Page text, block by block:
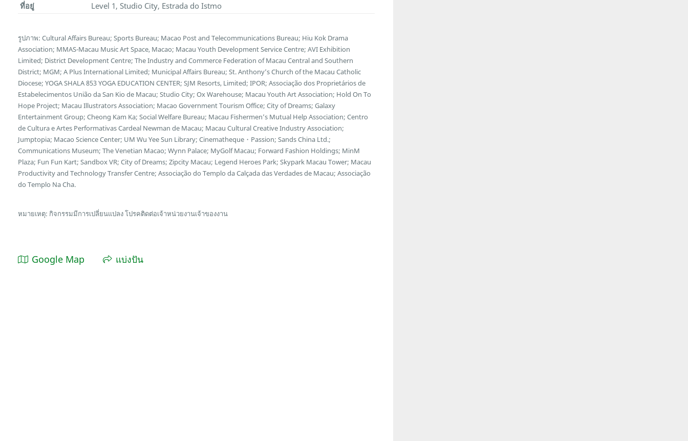
ที่อยู่
Level 1, Studio City, Estrada do Istmo
รูปภาพ: Cultural Affairs Bureau; Sports Bureau; Macao Post and Telecommunications Bureau; Hiu Kok Drama
Association; MMAS-Macau Music Art Space, Macao; Macau Youth Development Service Centre; AVI Exhibition
Limited; District Development Centre; The Industry and Commerce Federation of Macau Central and Southern
District; MGM; A Plus International Limited; Municipal Affairs Bureau; St. Anthony’s Church of the Macau Catholic
Diocese; YOGA SHALA 853 YOGA EDUCATION CENTER; SJM Resorts, Limited; IPOR; Associação dos Proprietários de
Estabelecimentos União da San Kio de Macau; Studio City; Ox Warehouse; Macau Youth Art Association; Hold On To
Hope Project; Macau Illustrators Association; Macao Government Tourism Office; City of Dreams; Galaxy
Entertainment Group; Cheong Kam Ka; Social Welfare Bureau; Macau Fishermen’s Mutual Help Association; Centro
de Cultura e Artes Performativas Cardeal Newman de Macau; Macau Cultural Creative Industry Association;
Jumptopia; Macao Science Center; UM Wu Yee Sun Library; Cinematheque・Passion; Sands China Ltd.;
Communications Museum; The Venetian Macao; Wynn Palace; MyGolf Macau; Forward Fashion Holdings; MinM
Plaza; Fun Fun Kart; Sandbox VR; City of Dreams; Zipcity Macau; Legend Heroes Park; Skypark Macau Tower; Macau
Productivity and Technology Transfer Centre; Associação do Templo da Calçada das Verdades de Macau; Associação
do Templo Na Cha.
หมายเหตุ: กิจกรรมมีการเปลี่ยนแปลง โปรคติดต่อเจ้าหน่วยงานเจ้าของงาน
Google Map แบ่งปัน